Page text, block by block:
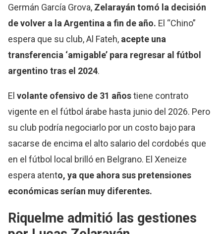
Germán García Grova, Zelarayán tomó la decisión
de volver a la Argentina a fin de año. El “Chino”
espera que su club, Al Fateh, acepte una
transferencia ‘amigable’ para regresar al fútbol
argentino tras el 2024.
El volante ofensivo de 31 añostiene contrato
vigente en el fútbol árabe hasta junio del 2026. Pero
su club podría negociarlo por un costo bajo para
sacarse de encima el alto salario del cordobés que
en el fútbol local brilló en Belgrano. El Xeneize
espera atento, ya que ahora sus pretensiones
económicas serían muy diferentes.
Riquelme admitió las gestiones